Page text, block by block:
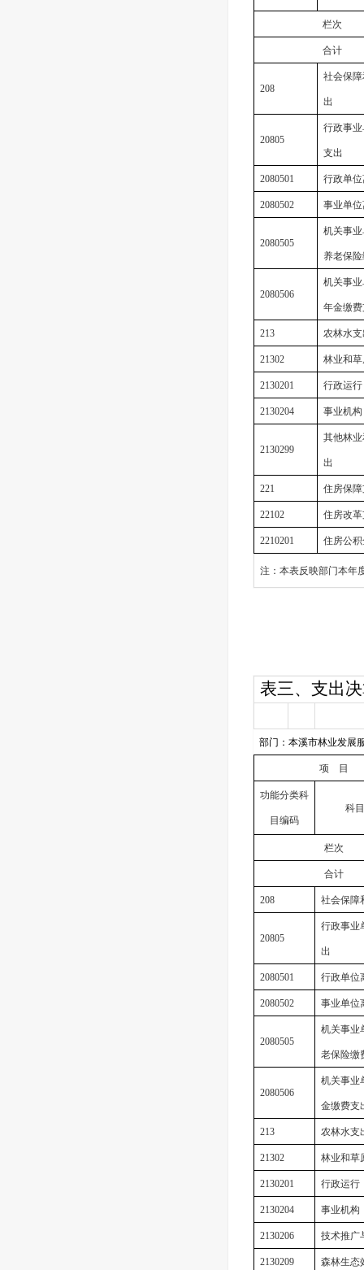
栏次
合计
208
社会保
出
20805
行政事
支出
2080501 行政单
2080502 事业单
2080505
机关事
养老保
2080506
机关事
年金缴
213 农林水
21302 林业和
2130201 行政运行
2130204 事业机构
2130299
其他林
出
221 住房保
22102 住房改
2210201 住房公
注：本表反映部门本年
表三、支出
部门：本溪市林业发展
项 目
功能分类科
目编码
科
栏次
合计
208 社会保障
20805
行政事业
出
2080501 行政单位
2080502 事业单位
2080505
机关事业
老保险缴
2080506
机关事业
金缴费支
213 农林水支
21302 林业和草
2130201 行政运行
2130204 事业机构
2130206 技术推广
2130209 森林生态